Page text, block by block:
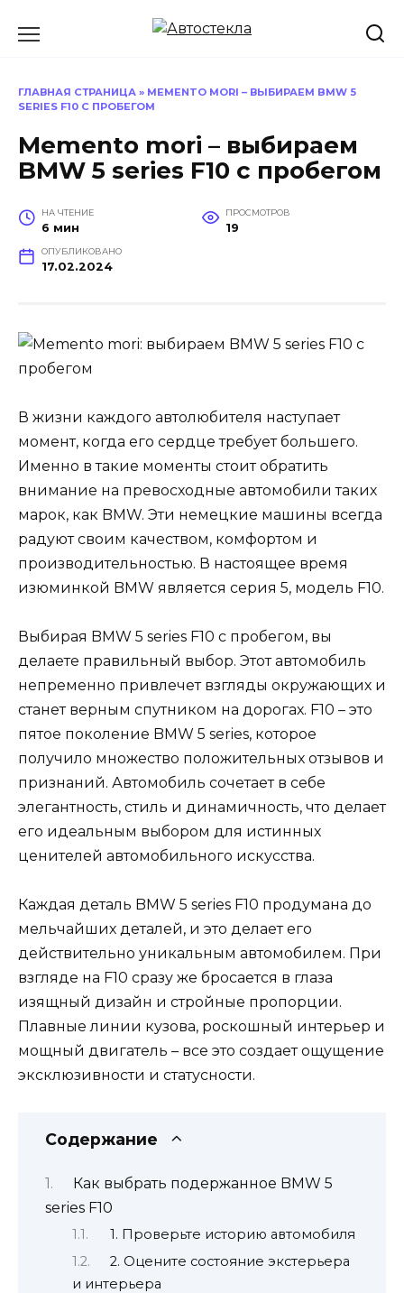
ГЛАВНАЯ СТРАНИЦА » MEMENTO MORI – ВЫБИРАЕМ BMW 5
SERIES F10 С ПРОБЕГОМ
Memento mori – выбираем
BMW 5 series F10 с пробегом
НА ЧТЕНИЕ
6 мин
ПРОСМОТРОВ
19
ОПУБЛИКОВАНО
17.02.2024
В жизни каждого автолюбителя наступает
момент, когда его сердце требует большего.
Именно в такие моменты стоит обратить
внимание на превосходные автомобили таких
марок, как BMW. Эти немецкие машины всегда
радуют своим качеством, комфортом и
производительностью. В настоящее время
изюминкой BMW является серия 5, модель F10.
Выбирая BMW 5 series F10 с пробегом, вы
делаете правильный выбор. Этот автомобиль
непременно привлечет взгляды окружающих и
станет верным спутником на дорогах. F10 – это
пятое поколение BMW 5 series, которое
получило множество положительных отзывов и
признаний. Автомобиль сочетает в себе
элегантность, стиль и динамичность, что делает
его идеальным выбором для истинных
ценителей автомобильного искусства.
Каждая деталь BMW 5 series F10 продумана до
мельчайших деталей, и это делает его
действительно уникальным автомобилем. При
взгляде на F10 сразу же бросается в глаза
изящный дизайн и стройные пропорции.
Плавные линии кузова, роскошный интерьер и
мощный двигатель – все это создает ощущение
эксклюзивности и статусности.
Содержание
Как выбрать подержанное BMW 5
series F10
1. Проверьте историю автомобиля
2. Оцените состояние экстерьера
и интерьера